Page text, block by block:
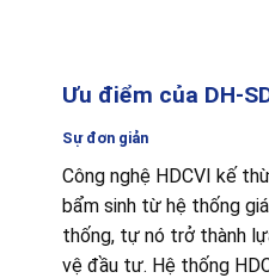
Ưu điểm của DH-
Sự đơn giản
Công nghệ HDCVI kế
bẩm sinh từ hệ thống
thống, tự nó trở thành
vệ đầu tư. Hệ thống